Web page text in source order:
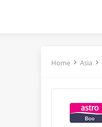
Home Asia